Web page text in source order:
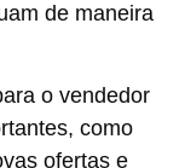
de maneira
o vendedor
como
ofertas e